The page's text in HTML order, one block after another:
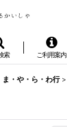
索 ご利用案内
ま・や・ら・わ行 >